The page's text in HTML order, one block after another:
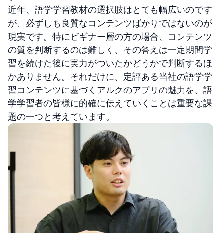
近年、語学学習教材の選択肢はとても幅広いのです
が、必ずしも良質なコンテンツばかりではないのが
現実です。特にビギナー層の方の場合、コンテンツ
の質を判断するのは難しく、その答えは一定期間学
習を続けた後に実力がついたかどうかで判断するほ
かありません。それだけに、定評ある当社の語学学
習コンテンツに基づくアルクのアプリの魅力を、語
学学習者の皆様に的確に伝えていくことは重要な課
題の一つと考えています。